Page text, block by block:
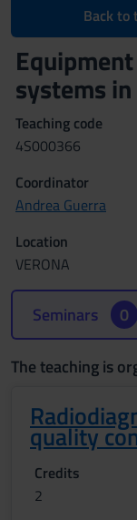
Back to
systems
Teaching code
4S000366
Coordinator
Andrea Guerra
Location
VERONA
Seminars 0
The teaching is
quality
Credits
2